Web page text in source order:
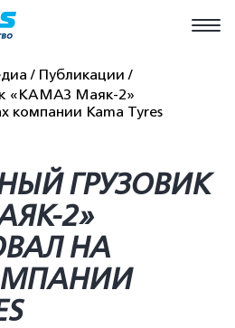
Публикации
«КАМАЗ Маяк-2»
компании Kama Tyres
ГРУЗОВИК
2»
НА